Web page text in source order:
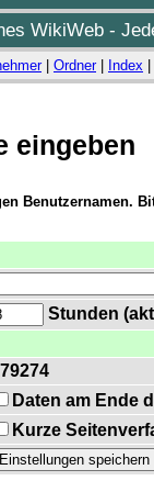
WikiWeb -
| Ordner| Index
eingeben
Benutzernamen.
Stunden
Daten am Ende
Kurze